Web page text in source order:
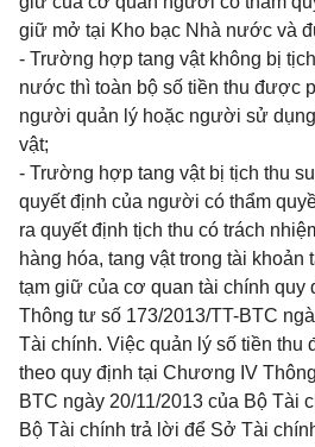
giữ mở tại Kho bạc Nhà nước và
- Trường hợp tang vật không bị
nước thì toàn bộ số tiền thu được
người quản lý hoặc người sử
vật;
- Trường hợp tang vật bị tịch thu
quyết định của người có thẩm
ra quyết định tịch thu có trách
hàng hóa, tang vật trong tài khoản
tạm giữ của cơ quan tài chính quy
Thông tư số 173/2013/TT-BTC
Tài chính. Việc quản lý số tiền
theo quy định tại Chương IV
BTC ngày 20/11/2013 của Bộ Tài
Bộ Tài chính trả lời để Sở Tài